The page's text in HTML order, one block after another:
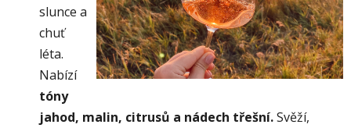
slunce a
chuť
léta.
Nabízí
tóny
jahod, malin, citrusů a nádech třešní.Svěží,